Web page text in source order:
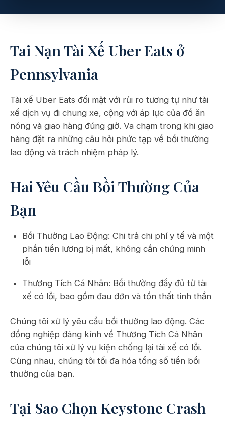
Tai Nạn Tài Xế Uber Eats ở
Pennsylvania
Tài xế Uber Eats đối mặt với rủi ro tương tự như tài
xế dịch vụ đi chung xe, cộng với áp lực của đồ ăn
nóng và giao hàng đúng giờ. Va chạm trong khi giao
hàng đặt ra những câu hỏi phức tạp về bồi thường
lao động và trách nhiệm pháp lý.
Hai Yêu Cầu Bồi Thường Của
Bạn
Bồi Thường Lao Động: Chi trả chi phí y tế và một
phần tiền lương bị mất, không cần chứng minh
lỗi
Thương Tích Cá Nhân: Bồi thường đầy đủ từ tài
xế có lỗi, bao gồm đau đớn và tổn thất tinh thần
Chúng tôi xử lý yêu cầu bồi thường lao động. Các
đồng nghiệp đáng kính về Thương Tích Cá Nhân
của chúng tôi xử lý vụ kiện chống lại tài xế có lỗi.
Cùng nhau, chúng tôi tối đa hóa tổng số tiền bồi
thường của bạn.
Tại Sao Chọn Keystone Crash